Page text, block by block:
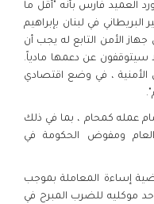
ورد العميد فارس بأنه "أقل ما
في لبنان بإبراهيم
الأمن التابع له يجب أن
سيتوقفون عن دعمها مادياً.
الأمنية ، في وضع اقتصادي
عمله كمحام ، بما في ذلك
ومفوض الحكومة في
صبلوح قضية إساءة المعاملة بموجب
موكليه للضرب المبرح في